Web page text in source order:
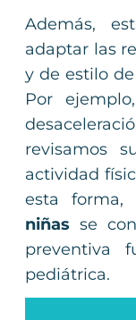
Además,
adaptar las
y de estilo
Por
revisamos
actividad
esta
niñas se
preventiva
pediátrica.